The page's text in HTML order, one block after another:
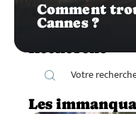
Comment
Cannes ?
Recherche
Les